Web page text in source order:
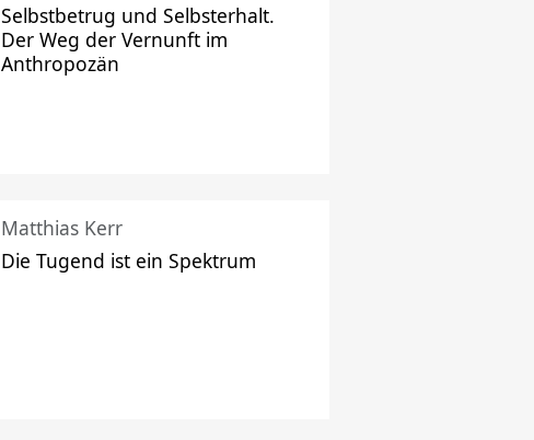
Selbstbetrug und Selbsterhalt.
Der Weg der Vernunft im
Anthropozän
Matthias Kerr
Die Tugend ist ein Spektrum